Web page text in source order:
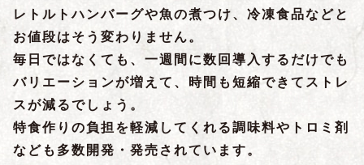
レトルトハンバーグや魚の煮つけ、冷凍食品などと
お値段はそう変わりません。
毎日ではなくても、一週間に数回導入するだけでも
バリエーションが増えて、時間も短縮できてストレ
スが減るでしょう。
特食作りの負担を軽減してくれる調味料やトロミ剤
なども多数開発・発売されています。